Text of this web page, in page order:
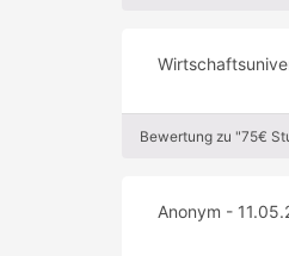
Bewertung zu "75€
Anonym -